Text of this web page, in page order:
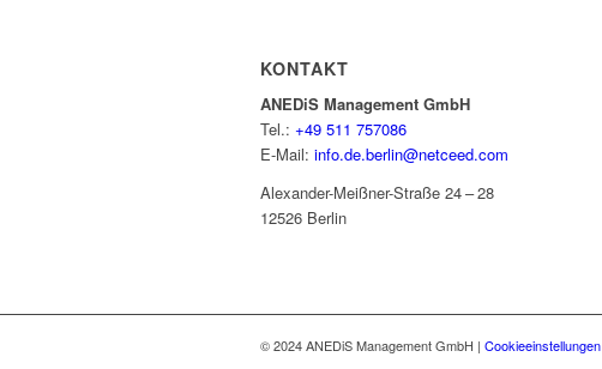
KONTAKT
ANEDiS Management GmbH
Tel.: +49 511 757086
E-Mail: info.de.berlin@netceed.com
Alexander-Meißner-Straße 24 – 28
12526 Berlin
© 2024 ANEDiS Management GmbH | Cookieeinstellungen